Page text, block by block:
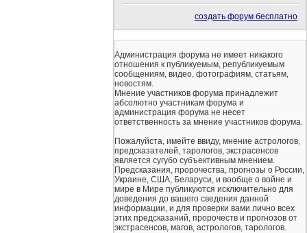
создать форум бесплатно
Администрация форума не имеет никакого
отношения к публикуемым, републикуемым
сообщениям, видео, фотографиям, статьям,
новостям.
Мнение участников форума принадлежит
абсолютно участникам форума и
администрация форума не несет
ответственность за мнение участников форума.
Пожалуйста, имейте ввиду, мнение астрологов,
предсказателей, тарологов, экстрасенсов
является сугубо субъективным мнением.
Предсказания, пророчества, прогнозы о России,
Украине, США, Беларуси, и вообще о войне и
мире в Мире публикуются исключительно для
доведения до вашего сведения данной
информации, и для проверки вами лично всех
этих предсказаний, пророчеств и прогнозов от
экстрасенсов, магов, астрологов, тарологов.